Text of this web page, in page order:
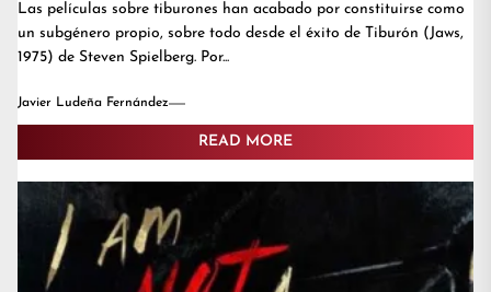
Las películas sobre tiburones han acabado por constituirse como
un subgénero propio, sobre todo desde el éxito de Tiburón (Jaws,
1975) de Steven Spielberg. Por...
Javier Ludeña Fernández
READ MORE